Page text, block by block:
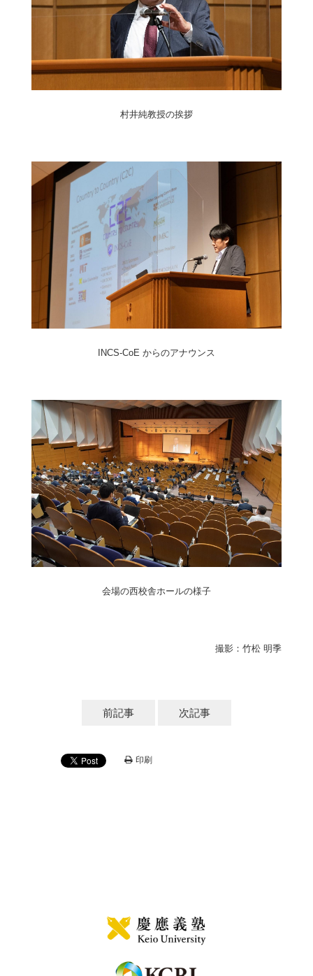
村井純教授の挨拶
INCS-CoE からのアナウンス
会場の西校舎ホールの様子
撮影：竹松 明季
前記事 次記事
印刷